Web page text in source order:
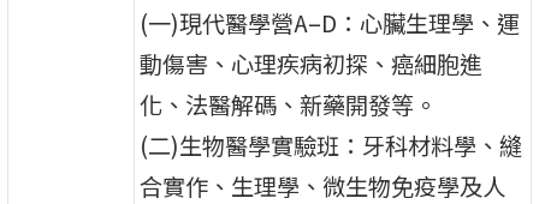
(一)現代醫學營A–D：心臟生理學、運
動傷害、心理疾病初探、癌細胞進
化、法醫解碼、新藥開發等。
(二)生物醫學實驗班：牙科材料學、縫
合實作、生理學、微生物免疫學及人